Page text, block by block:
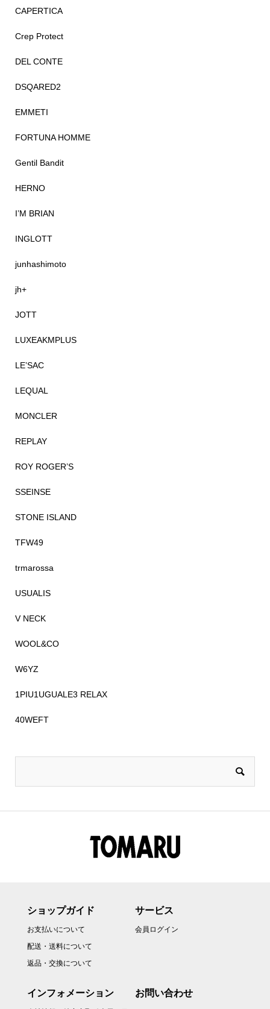
CAPERTICA
Crep Protect
DEL CONTE
DSQARED2
EMMETI
FORTUNA HOMME
Gentil Bandit
HERNO
I’M BRIAN
INGLOTT
junhashimoto
jh+
JOTT
LUXEAKMPLUS
LE’SAC
LEQUAL
MONCLER
REPLAY
ROY ROGER’S
SSEINSE
STONE ISLAND
TFW49
trmarossa
USUALIS
V NECK
WOOL&CO
W6YZ
1PIU1UGUALE3 RELAX
40WEFT
ショップガイド
お支払いについて
配送・送料について
返品・交換について
サービス
会員ログイン
インフォメーション お問い合わせ